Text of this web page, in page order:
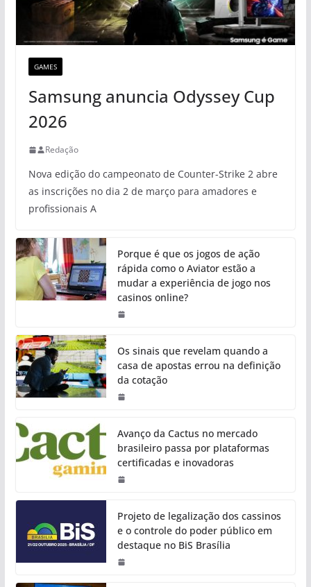
GAMES
Samsung anuncia Odyssey Cup
2026
Redação
Nova edição do campeonato de Counter-Strike 2 abre
as inscrições no dia 2 de março para amadores e
profissionais A
Porque é que os jogos de ação
rápida como o Aviator estão a
mudar a experiência de jogo nos
casinos online?
Os sinais que revelam quando a
casa de apostas errou na definição
da cotação
Avanço da Cactus no mercado
brasileiro passa por plataformas
certificadas e inovadoras
Projeto de legalização dos cassinos
e o controle do poder público em
destaque no BiS Brasília